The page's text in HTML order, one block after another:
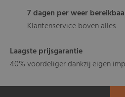
7 dagen per weer
Klantenservice boven alles
Laagste prijsgarantie
40% voordeliger dankzij eigen